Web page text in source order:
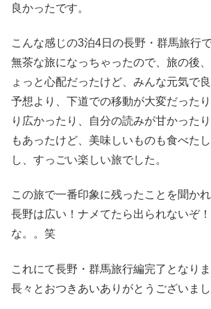
良かったです。
こんな感じの3泊4日の長野・群馬旅行で
無茶な旅になっちゃったので、旅の後
ょっと心配だったけど、みんな元気で良
予想より、下道での移動が大変だった
り広かったり、自分の読みが甘かった
もあったけど、美味しいものも食べた
し、すっごい楽しい旅でした。
この旅で一番印象に残ったことを聞かれ
長野は広い！ナメてたら出られないぞ
な。。笑
これにて長野・群馬旅行編完了となりま
長々とおつきあいありがとうございまし